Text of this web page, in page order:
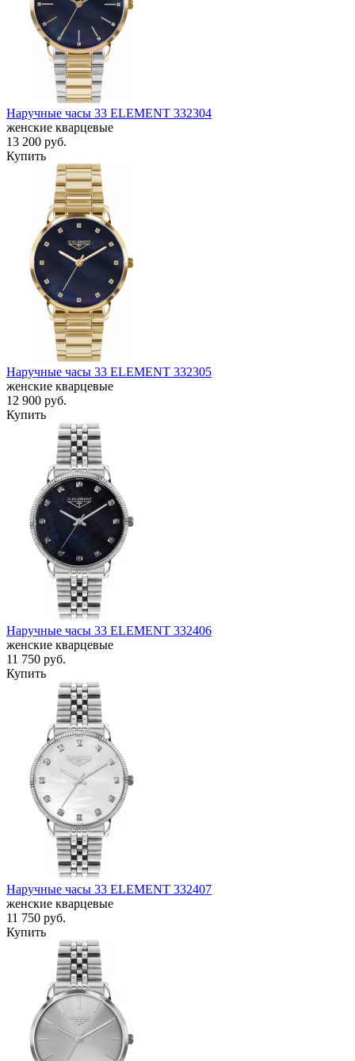
Наручные часы 33 ELEMENT 332304
женские кварцевые
13 200 руб.
Купить
Наручные часы 33 ELEMENT 332305
женские кварцевые
12 900 руб.
Купить
Наручные часы 33 ELEMENT 332406
женские кварцевые
11 750 руб.
Купить
Наручные часы 33 ELEMENT 332407
женские кварцевые
11 750 руб.
Купить